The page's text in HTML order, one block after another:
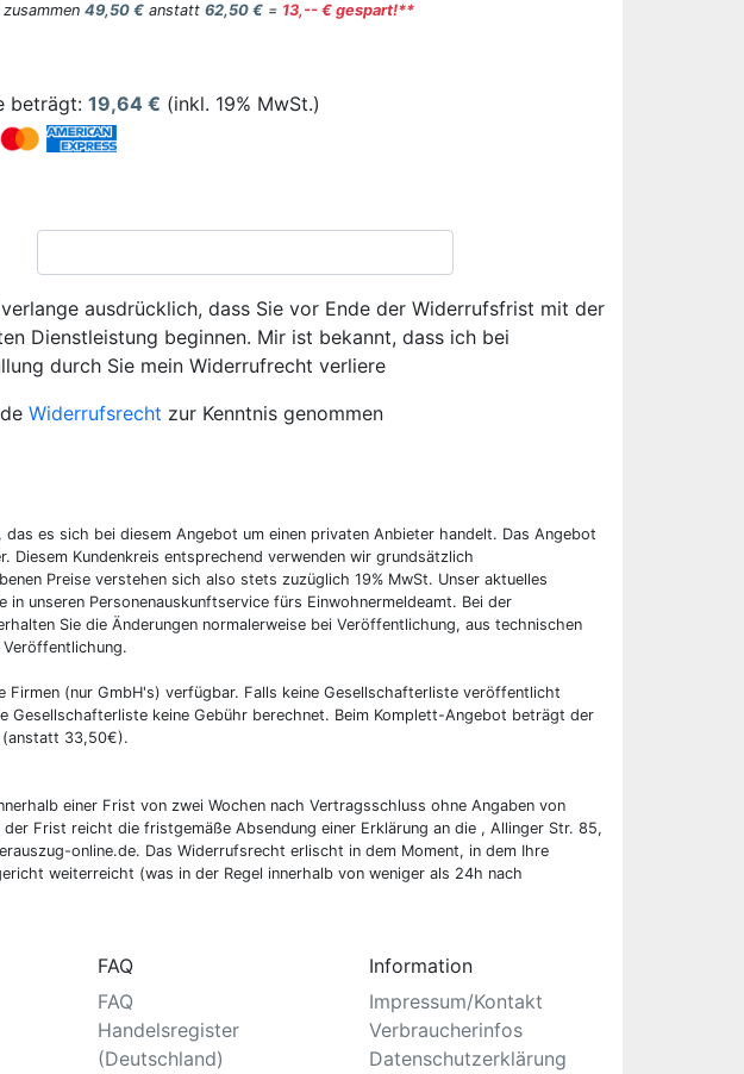
49,50 € anstatt 62,50 € = 13,-- € gespart!**
beträgt: 19,64 € (inkl. 19% MwSt.)
ausdrücklich, dass Sie vor Ende der Widerrufsfrist mit der
Dienstleistung beginnen. Mir ist bekannt, dass ich bei
durch Sie mein Widerrufrecht verliere
Widerrufsrecht zur Kenntnis genommen
es sich bei diesem Angebot um einen privaten Anbieter handelt. Das Angebot
Diesem Kundenkreis entsprechend verwenden wir grundsätzlich
Preise verstehen sich also stets zuzüglich 19% MwSt. Unser aktuelles
in unseren Personenauskunftservice fürs Einwohnermeldeamt. Bei der
Sie die Änderungen normalerweise bei Veröffentlichung, aus technischen
Veröffentlichung.
(nur GmbH's) verfügbar. Falls keine Gesellschafterliste veröffentlicht
Gesellschafterliste keine Gebühr berechnet. Beim Komplett-Angebot beträgt der
(anstatt 33,50€).
einer Frist von zwei Wochen nach Vertragsschluss ohne Angaben von
Frist reicht die fristgemäße Absendung einer Erklärung an die , Allinger Str. 85,
online.de. Das Widerrufsrecht erlischt in dem Moment, in dem Ihre
weiterreicht (was in der Regel innerhalb von weniger als 24h nach
FAQ
FAQ
Handelsregister
(Deutschland)
Information
Impressum/Kontakt
Verbraucherinfos
Datenschutzerklärung